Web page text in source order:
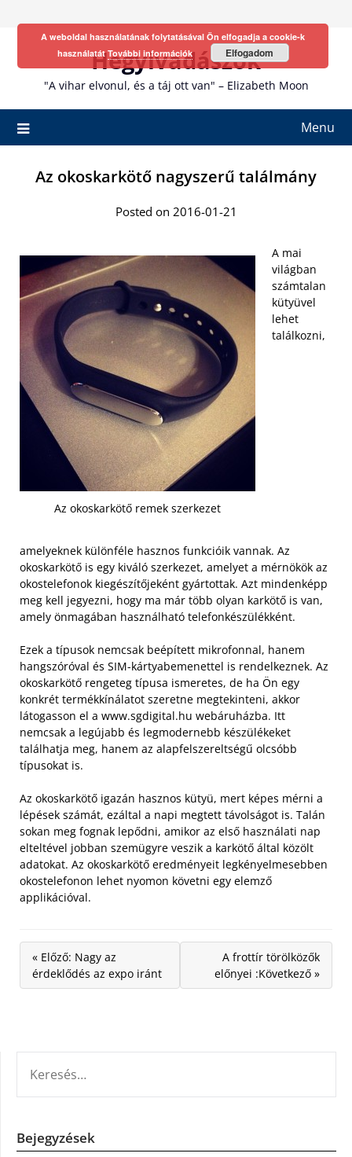
Hegyivadászok
"A vihar elvonul, és a táj ott van" – Elizabeth Moon
Menu
Az okoskarkötő nagyszerű találmány
Posted on 2016-01-21
Az okoskarkötő remek szerkezet
A mai
világban
számtalan
kütyüvel
lehet
találkozni,
amelyeknek különféle hasznos funkcióik vannak. Az
okoskarkötő is egy kiváló szerkezet, amelyet a mérnökök az
okostelefonok kiegészítőjeként gyártottak. Azt mindenképp
meg kell jegyezni, hogy ma már több olyan karkötő is van,
amely önmagában használható telefonkészülékként.
Ezek a típusok nemcsak beépített mikrofonnal, hanem
hangszóróval és SIM-kártyabemenettel is rendelkeznek. Az
okoskarkötő rengeteg típusa ismeretes, de ha Ön egy
konkrét termékkínálatot szeretne megtekinteni, akkor
látogasson el a www.sgdigital.hu webáruházba. Itt
nemcsak a legújabb és legmodernebb készülékeket
találhatja meg, hanem az alapfelszereltségű olcsóbb
típusokat is.
Az okoskarkötő igazán hasznos kütyü, mert képes mérni a
lépések számát, ezáltal a napi megtett távolságot is. Talán
sokan meg fognak lepődni, amikor az első használati nap
elteltével jobban szemügyre veszik a karkötő által közölt
adatokat. Az okoskarkötő eredményeit legkényelmesebben
okostelefonon lehet nyomon követni egy elemző
applikációval.
« Előző: Nagy az
érdeklődés az expo iránt
A frottír törölközők
előnyei :Következő »
Bejegyzések
A weboldal használatának folytatásával Ön elfogadja a cookie-k
használatátTovábbi információk Elfogadom